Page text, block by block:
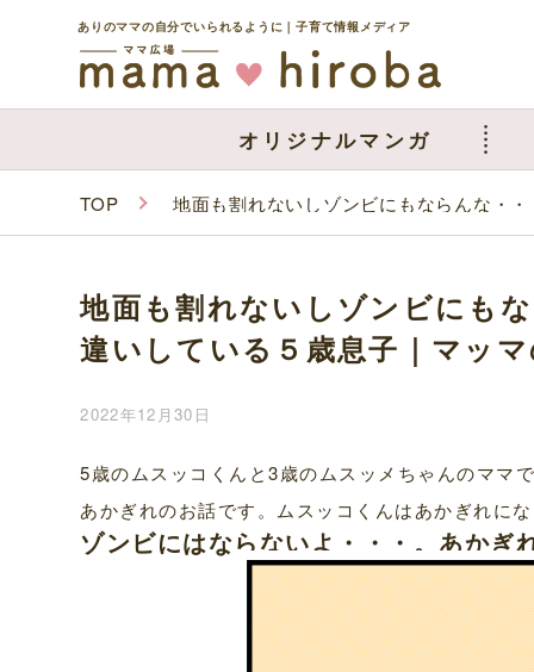
ありのママの自分でいられるように｜子育て情報メディア
オリジナルマンガ
TOP 地面も割れないしゾンビにもならんな・
地面も割れないしゾンビにも
違いしている５歳息子｜マッ
2022年12月30日
5歳のムスッコくんと3歳のムスッメちゃんのママ
あかぎれのお話です。ムスッコくんはあかぎれに
ゾンビにはならないよ・・・。あかぎ